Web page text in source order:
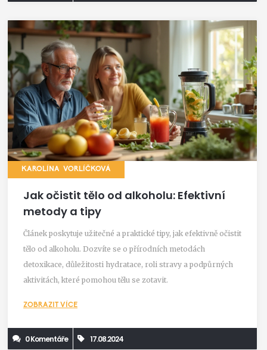
KAROLÍNA VORLÍČKOVÁ
Jak očistit tělo od alkoholu: Efektivní
metody a tipy
Článek poskytuje užitečné a praktické tipy, jak efektivně očistit
tělo od alkoholu. Dozvíte se o přírodních metodách
detoxikace, důležitosti hydratace, roli stravy a podpůrných
aktivitách, které pomohou tělu se zotavit.
ZOBRAZIT VÍCE
0 Komentáře 17.08.2024